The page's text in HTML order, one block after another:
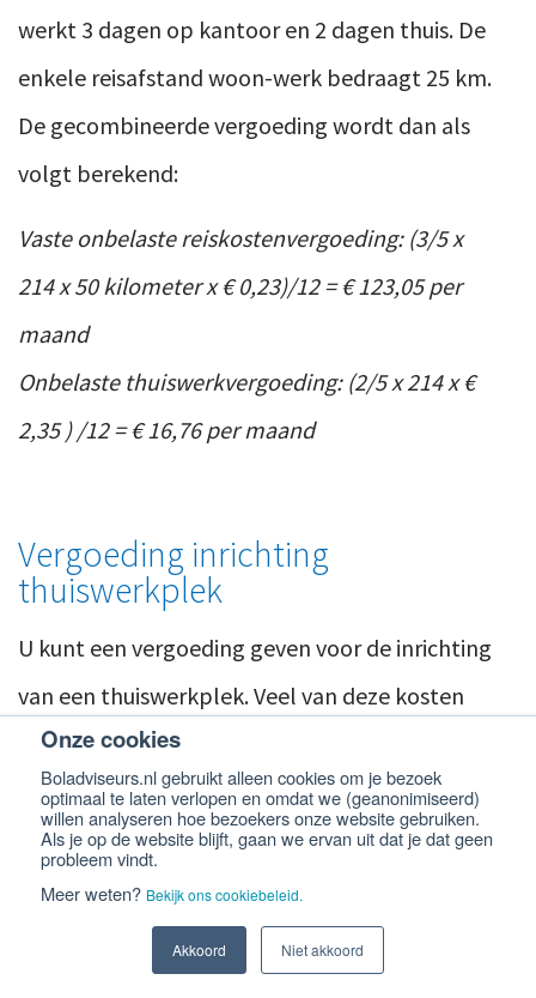
Onze cookies
Boladviseurs.nl gebruikt alleen cookies om je bezoek
optimaal te laten verlopen en omdat we (geanonimiseerd)
willen analyseren hoe bezoekers onze website gebruiken.
Als je op de website blijft, gaan we ervan uit dat je dat geen
probleem vindt.
Meer weten? Bekijk ons cookiebeleid.
Akkoord Niet akkoord
werkt 3 dagen op kantoor en 2 dagen thuis. De
enkele reisafstand woon-werk bedraagt 25 km.
De gecombineerde vergoeding wordt dan als
volgt berekend:
Vaste onbelaste reiskostenvergoeding: (3/5 x
214 x 50 kilometer x € 0,23)/12 = € 123,05 per
maand
Onbelaste thuiswerkvergoeding: (2/5 x 214 x €
2,35 ) /12 = € 16,76 per maand
Vergoeding inrichting
thuiswerkplek
U kunt een vergoeding geven voor de inrichting
van een thuiswerkplek. Veel van deze kosten
zijn onbelast. De kosten voor bijvoorbeeld een
bureaustoel, een computer of een telefoon
vallen onder voorwaarden binnen de gerichte
vrijstellingen van de werkkostenregeling (WKR),
waardoor er geen belasting over betaald hoeft